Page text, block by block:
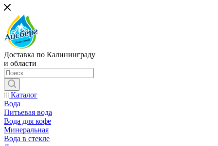
Доставка по Калининграду
и области
Каталог
Вода
Питьевая вода
Вода для кофе
Минеральная
Вода в стекле